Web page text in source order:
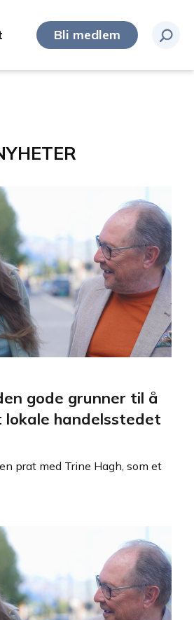
Bli medlem
gode grunner til å
lokale handelsstedet
prat med Trine Hagh, som et